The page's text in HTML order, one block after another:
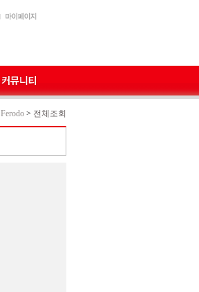
Ferodo > 전체조회